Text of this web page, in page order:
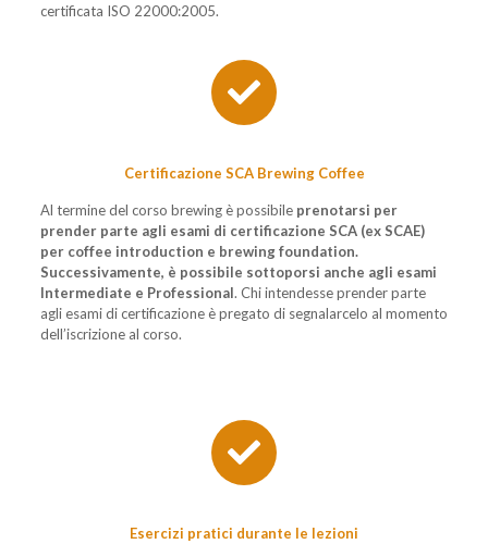
certificata ISO 22000:2005.
Certificazione SCA Brewing Coffee
Al termine del corso brewing è possibile prenotarsi per
prender parte agli esami di certificazione SCA (ex SCAE)
per coffee introduction e brewing foundation.
Successivamente, è possibile sottoporsi anche agli esami
Intermediate e Professional. Chi intendesse prender parte
agli esami di certificazione è pregato di segnalarcelo al momento
dell’iscrizione al corso.
Esercizi pratici durante le lezioni